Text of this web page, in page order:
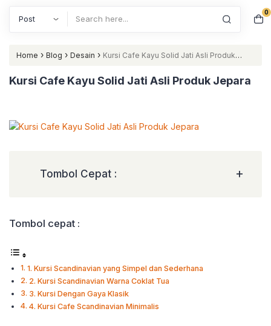
0
Home › Blog › Desain › Kursi Cafe Kayu Solid Jati Asli Produk
Jepara
Kursi Cafe Kayu Solid Jati Asli Produk Jepara
Tombol Cepat : +
Tombol cepat :
1. Kursi Scandinavian yang Simpel dan Sederhana
2. Kursi Scandinavian Warna Coklat Tua
3. Kursi Dengan Gaya Klasik
4. Kursi Cafe Scandinavian Minimalis